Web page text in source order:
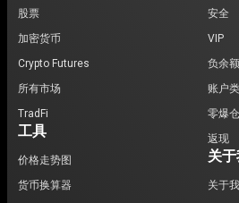
股票
加密货币
Crypto Futures
所有市场
TradFi
工具
价格走势图
货币换算器
安全
VIP
负余
账户
零爆
返现
关
关于